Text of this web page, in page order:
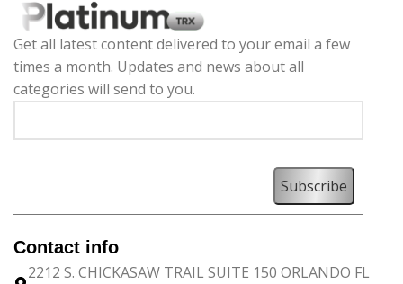
Get all latest content delivered to your email a few
times a month. Updates and news about all
categories will send to you.
Contact info
2212 S. CHICKASAW TRAIL SUITE 150 ORLANDO FL